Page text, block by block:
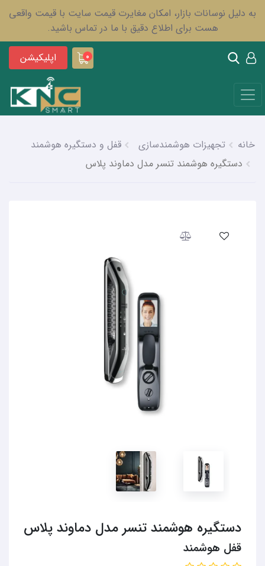
به دلیل نوسانات بازار، امکان مغایرت قیمت سایت با قیمت واقعی
هست برای اطلاع دقیق با ما در تماس باشید.
0 اپلیکیشن
خانه تجهیزات هوشمندسازی
قفل و دستگیره هوشمند
دستگیره هوشمند تنسر مدل دماوند پلاس
دستگیره هوشمند تنسر مدل دماوند پلاس
قفل هوشمند